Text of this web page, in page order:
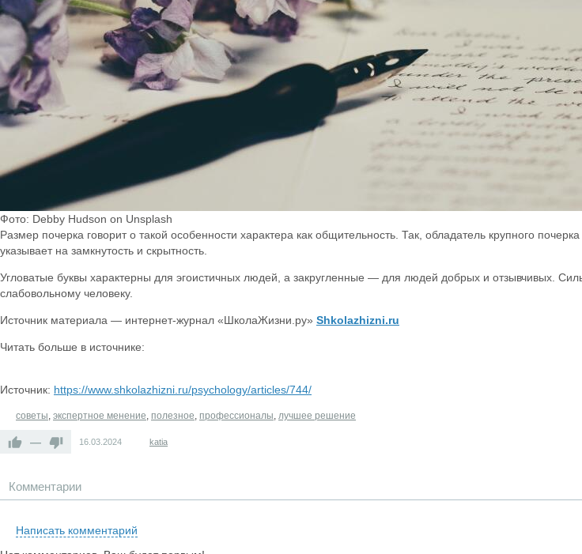
Фото: Debby Hudson on Unsplash
Размер почерка говорит о такой особенности характера как общительность. Так, обладатель крупного
указывает на замкнутость и скрытность.
Угловатые буквы характерны для эгоистичных людей, а закругленные — для людей добрых и отзывчивых.
слабовольному человеку.
Источник материала — интернет-журнал «ШколаЖизни.ру» Shkolazhizni.ru
Читать больше в источнике:
Источник: https://www.shkolazhizni.ru/psychology/articles/744/
советы, экспертное менение, полезное, профессионалы, лучшее решение
— 16.03.2024 katia
Комментарии
Написать комментарий